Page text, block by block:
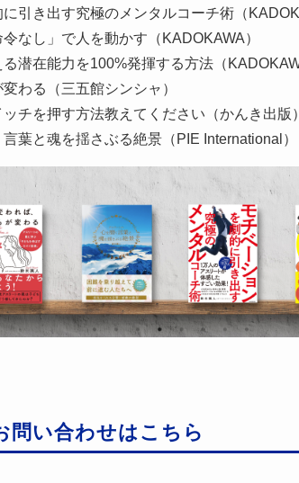
に引き出す究極のメンタルコーチ術（
なし」で人を動かす（KADOKAWA）
る潜在能力を100%発揮する方法（
わる（三五館シンシャ）
ッチを押す方法教えてください（かんき出版
言葉と魂を揺さぶる絶景（PIE International
問い合わせはこちら